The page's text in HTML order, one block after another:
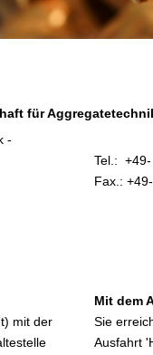
für
-
Tel.:
Fax.:
mit der
Mit dem
Sie
Ausfahrt